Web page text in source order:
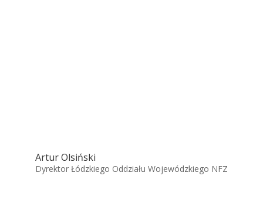
Artur Olsiński
Dyrektor Łódzkiego Oddziału Wojewódzkiego NFZ